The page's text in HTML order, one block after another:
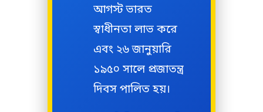
আগস্ট ভারত
স্বাধীনতা লাভ করে
এবং ২৬ জানুয়ারি
১৯৫০ সালে প্রজাতন্ত্র
দিবস পালিত হয়।